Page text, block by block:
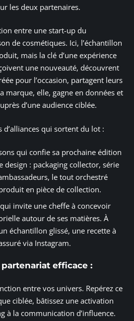
les deux partenaires.
entre une start-up du
de cosmétiques. Ici, l’échantillon
mais la clé d’une expérience
une nouveauté, découvrent
pour l’occasion, partagent leurs
marque, elle, gagne en données et
d’une audience ciblée.
d’alliances qui sortent du lot :
qui confie sa prochaine édition
design : packaging collector, série
le tout orchestré
en pièce de collection.
invite une cheffe à concevoir
autour de ses matières. À
échantillon glissé, une recette à
via Instagram.
efficace :
entre vos univers. Repérez ce
ciblée, bâtissez une activation
à la communication d’influence.